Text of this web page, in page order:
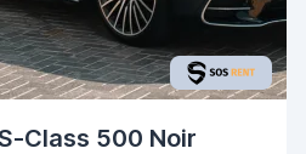
Class 500 Noir